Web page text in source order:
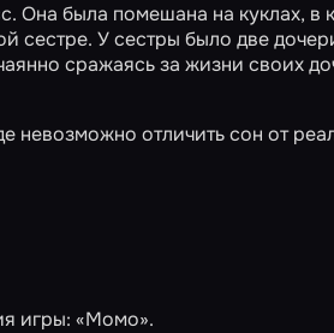
Она была помешана на куклах,
сестре. У сестры было две
сражаясь за жизни своих
невозможно отличить сон от
игры: «Момо».